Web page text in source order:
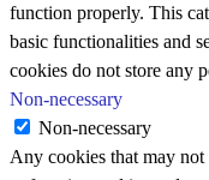
function properly. This
basic functionalities and
cookies do not store any
Non-necessary
Non-necessary
Any cookies that may